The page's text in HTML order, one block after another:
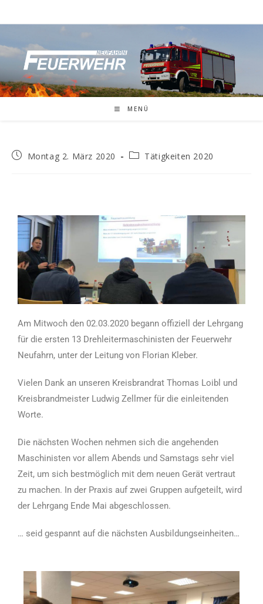
MENÜ
Montag 2. März 2020 Tätigkeiten 2020
Am Mitwoch den 02.03.2020 begann offiziell der Lehrgang
für die ersten 13 Drehleitermaschinisten der Feuerwehr
Neufahrn, unter der Leitung von Florian Kleber.
Vielen Dank an unseren Kreisbrandrat Thomas Loibl und
Kreisbrandmeister Ludwig Zellmer für die einleitenden
Worte.
Die nächsten Wochen nehmen sich die angehenden
Maschinisten vor allem Abends und Samstags sehr viel
Zeit, um sich bestmöglich mit dem neuen Gerät vertraut
zu machen. In der Praxis auf zwei Gruppen aufgeteilt, wird
der Lehrgang Ende Mai abgeschlossen.
… seid gespannt auf die nächsten Ausbildungseinheiten…